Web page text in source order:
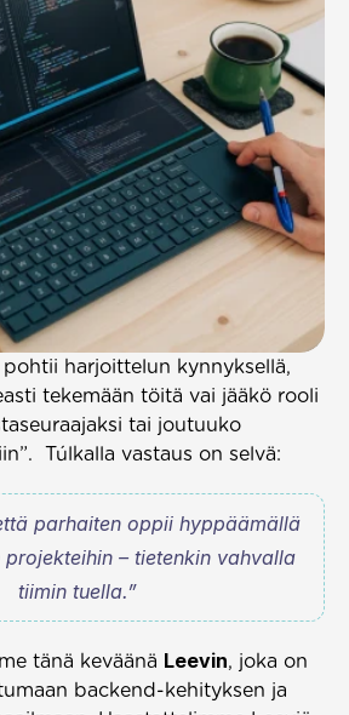
pohtii harjoittelun kynnyksellä,
tekemään töitä vai jääkö rooli
tai joutuuko
Túlkalla vastaus on selvä:
parhaiten oppii hyppäämällä
– tietenkin vahvalla
tiimin tuella.”
tänä keväänä Leevin, joka on
backend-kehityksen ja